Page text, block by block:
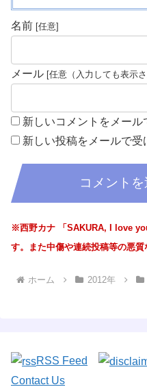
名前
メール
新しいコメントをメール
新しい投稿をメールで受
※西野カナ 「SAKURA, I love
す。また中傷や連続投稿等の悪質
ホーム 2012年
RSS Feed
Contact Us